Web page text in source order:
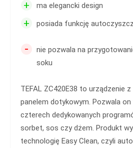
+ ma elegancki design
+ posiada funkcję
-
nie pozwala na
soku
TEFAL ZC420E38 to urządzenie
panelem dotykowym. Pozwala on
czterech dedykowanych
sorbet, sos czy dżem. Produkt
technologię Easy Clean, czyli